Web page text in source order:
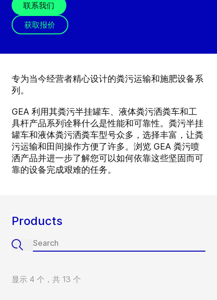
联系我们
获取报价
专为当今经营者精心设计的粪污运输和施肥设备系
列。
GEA 利用其粪污半挂罐车、液体粪污洒粪车和工
具杆产品系列诠释什么是性能和可靠性。粪污半挂
罐车和液体粪污洒粪车型号众多，选择丰富，让粪
污运输和田间操作方便了许多。浏览 GEA 粪污喷
洒产品并进一步了解您可以如何依靠这些坚固而可
靠的设备完成艰难的任务。
Products
显示 4 个，共 13 个